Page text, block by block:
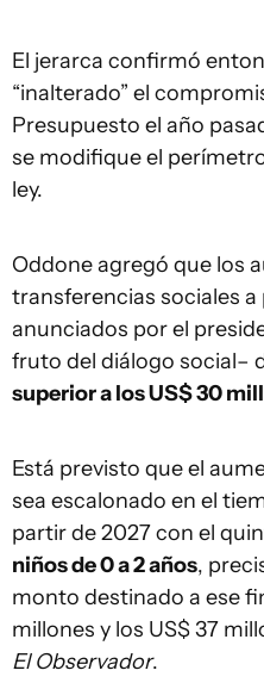
El jerarca confirmó
“inalterado” el
Presupuesto el año
se modifique el
ley.
Oddone agregó que los
transferencias sociales a
anunciados por el
fruto del diálogo social–
superior a los US$ 30
Está previsto que el
sea escalonado en el
partir de 2027 con el
niños de 0 a 2 años,
monto destinado a ese
millones y los US$ 37
El Observador.